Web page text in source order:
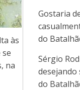
às
na
Gostaria
do
Sérgio
do